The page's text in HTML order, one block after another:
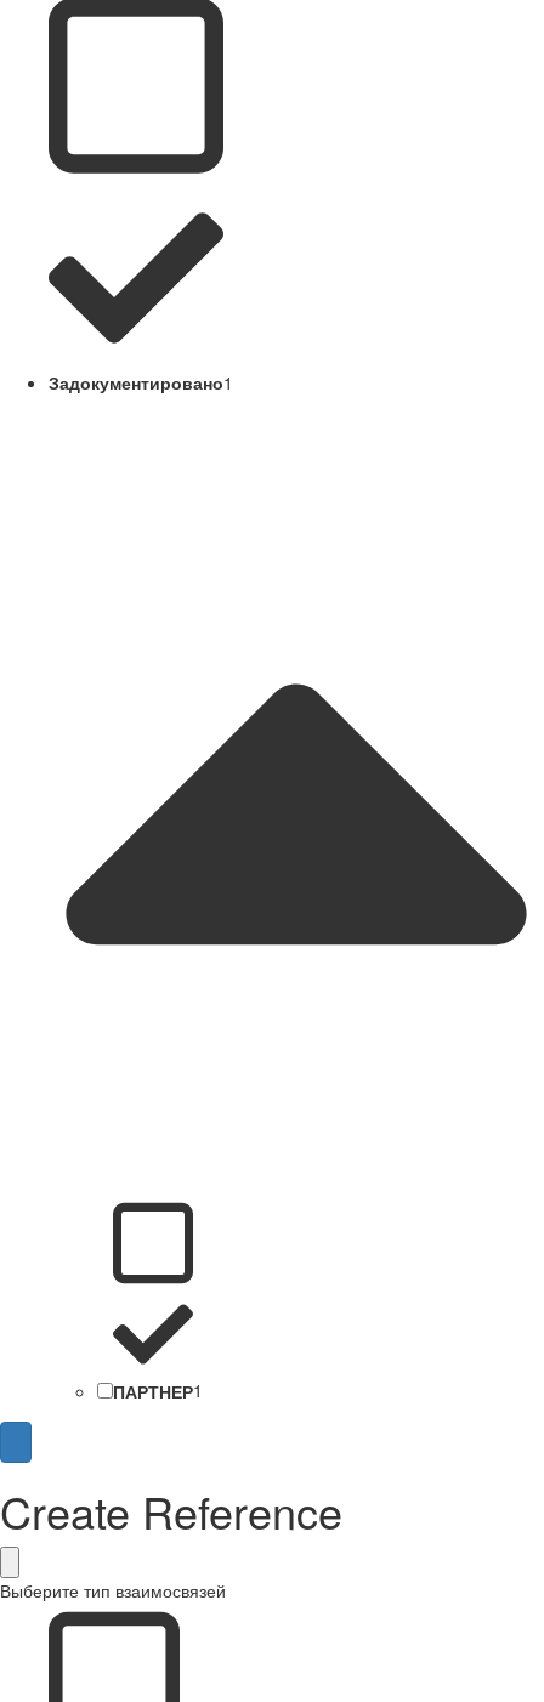
Задокументировано1
ПАРТНЕР1
Create Reference
Выберите тип взаимосвязей